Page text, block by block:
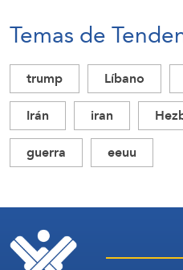
Temas de
trump Líbano
Irán
iran
guerra
eeuu